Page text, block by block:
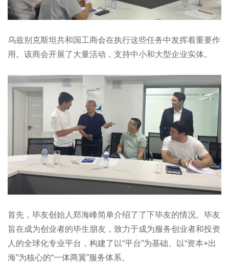
乌兹别克斯坦共和国工商会在执行这些任务中发挥着重要作
用。该商会开展了大量活动，支持中小和大型企业实体。
首先，毕友创始人郑海峰简单介绍了了下毕友的情况。毕友
旨在成为创业者的毕生朋友，致力于成为服务创业者和投资
人的全球化专业平台，构建了以“平台”为基础、以“资本+出
海”为核心的“一体两翼”服务体系。